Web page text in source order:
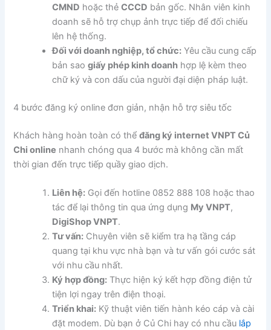
CMND hoặc thẻCCCD bản gốc. Nhân viên kinh
doanh sẽ hỗ trợ chụp ảnh trực tiếp để đối chiếu
lên hệ thống.
Đối với doanh nghiệp, tổ chức: Yêu cầu cung cấp
bản saogiấy phép kinh doanh hợp lệ kèm theo
chữ ký và con dấu của người đại diện pháp luật.
4 bước đăng ký online đơn giản, nhận hỗ trợ siêu tốc
Khách hàng hoàn toàn có thểđăng ký internet VNPT Củ
Chi online nhanh chóng qua 4 bước mà không cần mất
thời gian đến trực tiếp quầy giao dịch.
Liên hệ: Gọi đến hotline 0852 888 108 hoặc thao
tác để lại thông tin qua ứng dụng My VNPT,
DigiShop VNPT.
Tư vấn: Chuyên viên sẽ kiểm tra hạ tầng cáp
quang tại khu vực nhà bạn và tư vấn gói cước sát
với nhu cầu nhất.
Ký hợp đồng: Thực hiện ký kết hợp đồng điện tử
tiện lợi ngay trên điện thoại.
Triển khai: Kỹ thuật viên tiến hành kéo cáp và cài
đặt modem. Dù bạn ở Củ Chi hay có nhu cầu lắp